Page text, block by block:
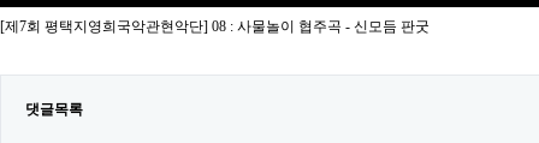
[제7회 평택지영희국악관현악단] 08 : 사물놀이 협주곡 - 신모듬 판굿
댓글목록